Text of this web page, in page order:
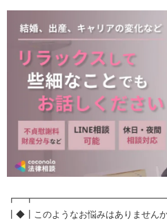
┃◆┃このようなお悩みはありません